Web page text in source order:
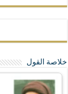
خلاصة القول